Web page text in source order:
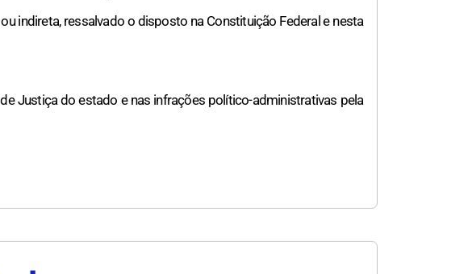
indireta, ressalvado o disposto na Constituição Federal e nesta
Justiça do estado e nas infrações político-administrativas pela